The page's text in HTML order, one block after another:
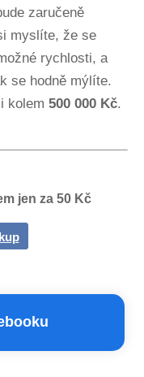
zaručeně
myslíte, že se
rychlosti, a
se hodně mýlíte.
kolem 500 000 Kč.
jen za 50 Kč